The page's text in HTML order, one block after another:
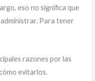
eso no significa que
Para tener
razones por las
evitarlos.